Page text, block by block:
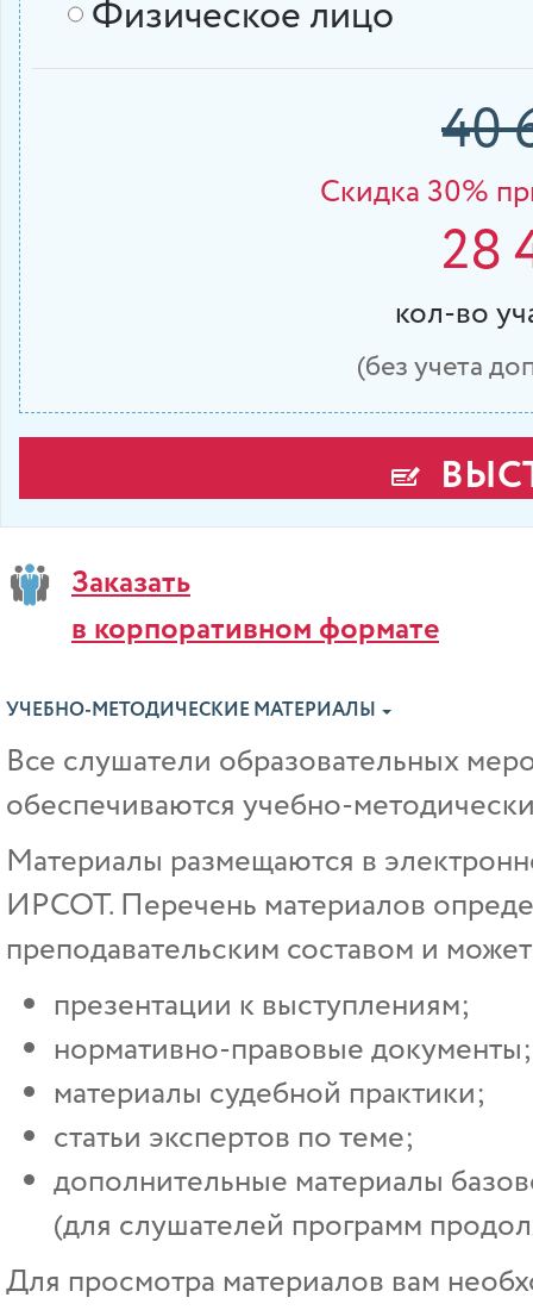
Физическое лицо
40
Cкидка 30%
28
кол-во
(без учета
Заказать
в корпоративном формате
УЧЕБНО-МЕТОДИЧЕСКИЕ МАТЕРИАЛЫ
Все слушатели образовательных
обеспечиваются учебно-
Материалы размещаются в
ИРСОТ. Перечень материалов
преподавательским составом и
презентации к выступлениям;
нормативно-правовые документы;
материалы судебной практики;
статьи экспертов по теме;
дополнительные материалы
(для слушателей программ
Для просмотра материалов вам